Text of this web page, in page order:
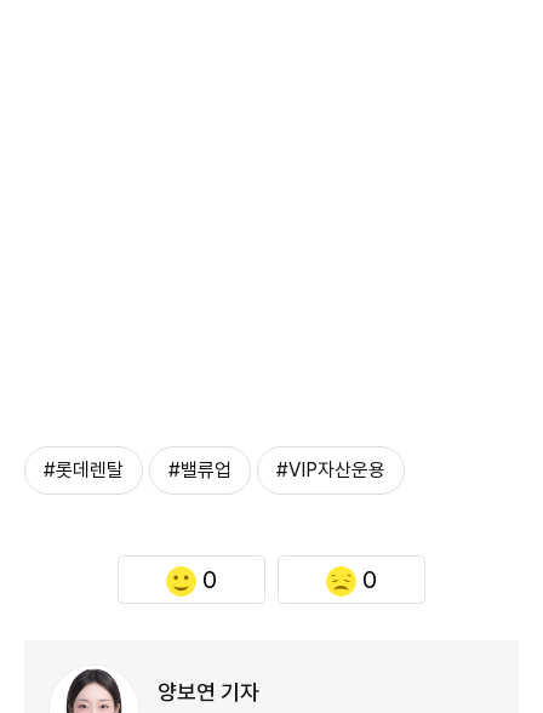
#롯데렌탈 #밸류업 #VIP자산운용
0 0
양보연 기자